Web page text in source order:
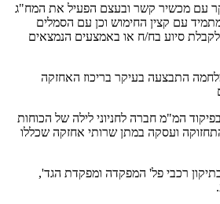
עם מכשיר קשר ובעצם הפעיל את המח"ג
עם קצין החימוש וכן עם הסמלים
לקבלת סיוע בח/ח או באמצעים הנמצאים
התבצעה בעיקר בריכוז האחזקה
המ"מ חברה לחניוני לילה של הכוחות
ועסקה במתן שרותי אחזקה שכללו
רכבי פל' המפקדה ומפקדת הגד',